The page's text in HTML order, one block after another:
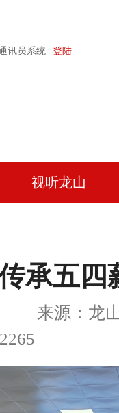
讯员系统 登陆
视听龙山
承五四
来源：龙山